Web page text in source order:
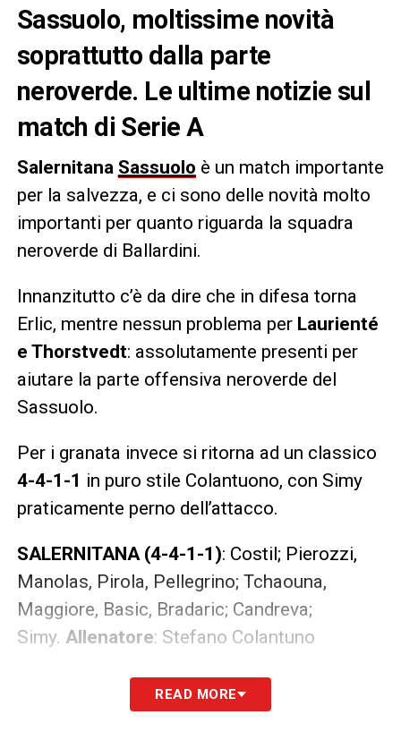
Sassuolo, moltissime novità
soprattutto dalla parte
neroverde. Le ultime notizie sul
match di Serie A
Salernitana Sassuolo è un match importante
per la salvezza, e ci sono delle novità molto
importanti per quanto riguarda la squadra
neroverde di Ballardini.
Innanzitutto c’è da dire che in difesa torna
Erlic, mentre nessun problema per Laurienté
e Thorstvedt: assolutamente presenti per
aiutare la parte offensiva neroverde del
Sassuolo.
Per i granata invece si ritorna ad un classico
4-4-1-1 in puro stile Colantuono, con Simy
praticamente perno dell’attacco.
SALERNITANA (4-4-1-1): Costil; Pierozzi,
Manolas, Pirola, Pellegrino; Tchaouna,
Maggiore, Basic, Bradaric; Candreva;
Simy. Allenatore: Stefano Colantuno
SASSUOLO (4-2-3-1): Consigli; Toljan, Erlic,
Ferrari, Doig; Racic, Thorstvedt; Defrel,
READ MORE